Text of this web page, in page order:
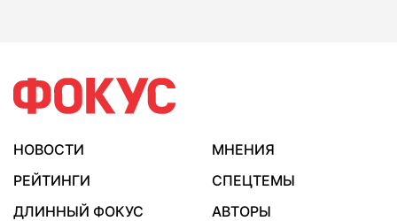
НОВОСТИ
МНЕНИЯ
РЕЙТИНГИ
СПЕЦТЕМЫ
ДЛИННЫЙ ФОКУС
АВТОРЫ